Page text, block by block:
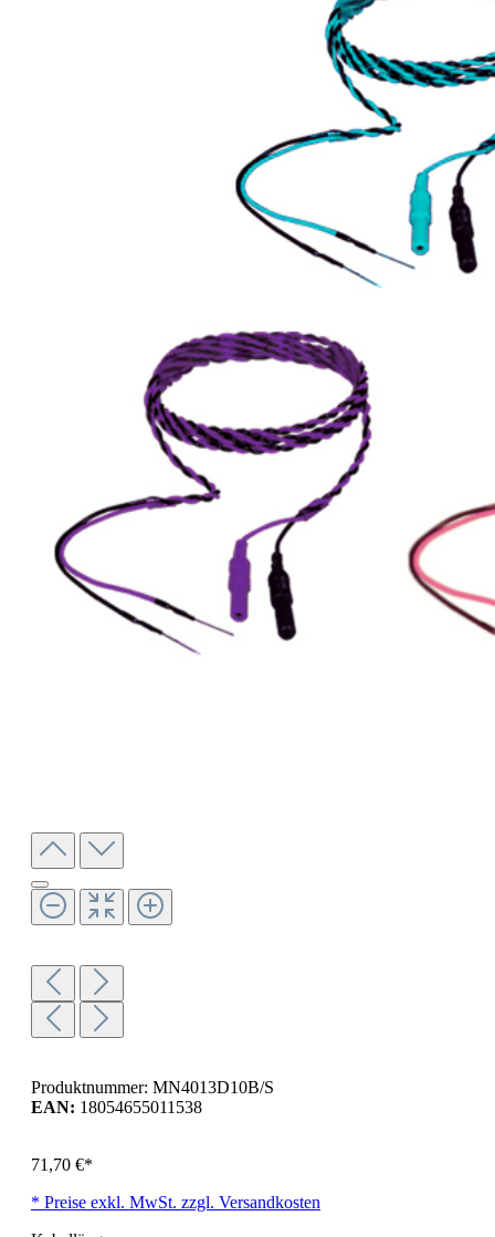
Produktnummer: MN4013D10B/S
EAN: 18054655011538
71,70 €*
* Preise exkl. MwSt. zzgl. Versandkosten